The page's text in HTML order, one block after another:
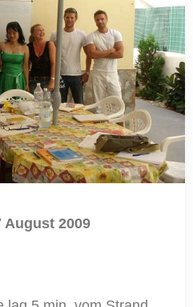
August 2009